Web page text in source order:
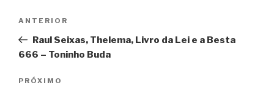
Post
Post
anterior
ANTERIOR
Raul Seixas, Thelema, Livro da Lei e a Besta
666 – Toninho Buda
Próximo
PRÓXIMO